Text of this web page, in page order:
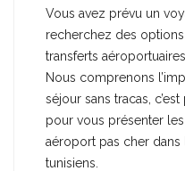
Vous avez prévu un
recherchez des
transferts
Nous comprenons
séjour sans tracas,
pour vous présenter
aéroport pas cher
tunisiens.